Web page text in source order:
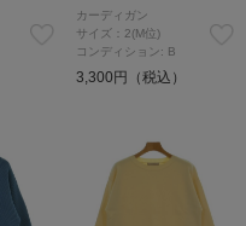
カーディガン
サイズ：2(M位)
コンディション: B
3,300円（税込）